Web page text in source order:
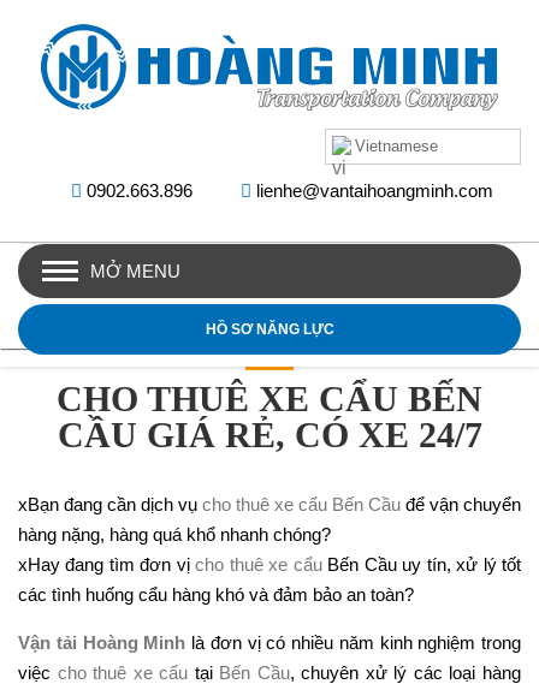
Vietnamese
0902.663.896 lienhe@vantaihoangminh.com
MỞ MENU
HỒ SƠ NĂNG LỰC
CHO THUÊ XE CẨU BẾN
CẦU GIÁ RẺ, CÓ XE 24/7
xBạn đang cần dịch vụ cho thuê xe cẩu Bến Cầu để vận chuyển
hàng nặng, hàng quá khổ nhanh chóng?
xHay đang tìm đơn vịcho thuê xe cẩuBến Cầu uy tín, xử lý tốt
các tình huống cẩu hàng khó và đảm bảo an toàn?
Vận tải Hoàng Minh là đơn vị có nhiều năm kinh nghiệm trong
việc cho thuê xe cẩu tại Bến Cầu, chuyên xử lý các loại hàng